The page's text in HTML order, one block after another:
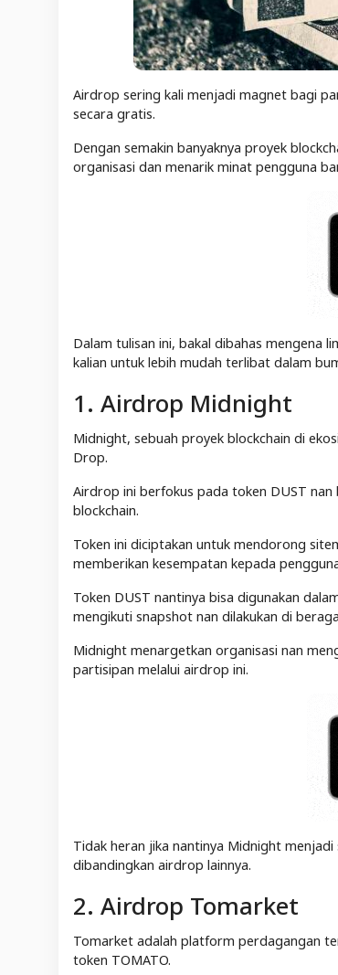
Airdrop sering kali menjadi magnet bagi
secara gratis.
Dengan semakin banyaknya proyek
organisasi dan menarik minat pengguna
Dalam tulisan ini, bakal dibahas mengena
kalian untuk lebih mudah terlibat dalam
1. Airdrop Midnight
Midnight, sebuah proyek blockchain di
Drop.
Airdrop ini berfokus pada token DUST
blockchain.
Token ini diciptakan untuk mendorong
memberikan kesempatan kepada
Token DUST nantinya bisa digunakan
mengikuti snapshot nan dilakukan di
Midnight menargetkan organisasi nan
partisipan melalui airdrop ini.
Tidak heran jika nantinya Midnight
dibandingkan airdrop lainnya.
2. Airdrop Tomarket
Tomarket adalah platform perdagangan
token TOMATO.